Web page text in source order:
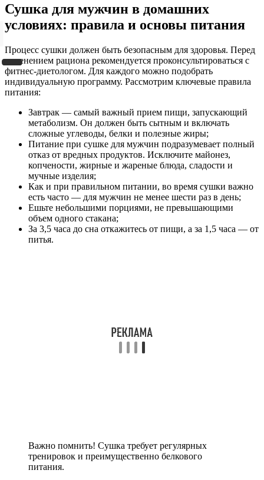
Сушка для мужчин в домашних
условиях: правила и основы питания
Процесс сушки должен быть безопасным для здоровья. Перед
изменением рациона рекомендуется проконсультироваться с
фитнес-диетологом. Для каждого можно подобрать
индивидуальную программу. Рассмотрим ключевые правила
питания:
Завтрак — самый важный прием пищи, запускающий
метаболизм. Он должен быть сытным и включать
сложные углеводы, белки и полезные жиры;
Питание при сушке для мужчин подразумевает полный
отказ от вредных продуктов. Исключите майонез,
копчености, жирные и жареные блюда, сладости и
мучные изделия;
Как и при правильном питании, во время сушки важно
есть часто — для мужчин не менее шести раз в день;
Ешьте небольшими порциями, не превышающими
объем одного стакана;
За 3,5 часа до сна откажитесь от пищи, а за 1,5 часа — от
питья.
Важно помнить! Сушка требует регулярных
тренировок и преимущественно белкового
питания.